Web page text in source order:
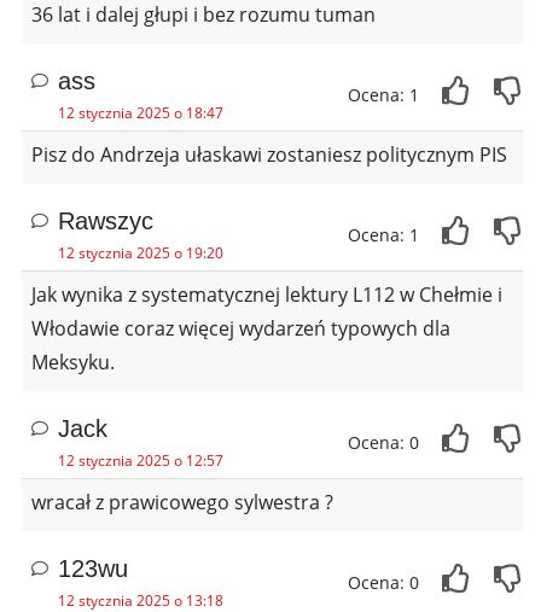
36 lat i dalej głupi i bez rozumu tuman
ass
12 stycznia 2025 o 18:47
Ocena: 1
Pisz do Andrzeja ułaskawi zostaniesz politycznym PIS
Rawszyc
12 stycznia 2025 o 19:20
Ocena: 1
Jak wynika z systematycznej lektury L112 w Chełmie i
Włodawie coraz więcej wydarzeń typowych dla
Meksyku.
Jack
12 stycznia 2025 o 12:57
Ocena: 0
wracał z prawicowego sylwestra ?
123wu
12 stycznia 2025 o 13:18
Ocena: 0